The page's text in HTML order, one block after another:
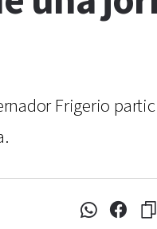
Frigerio